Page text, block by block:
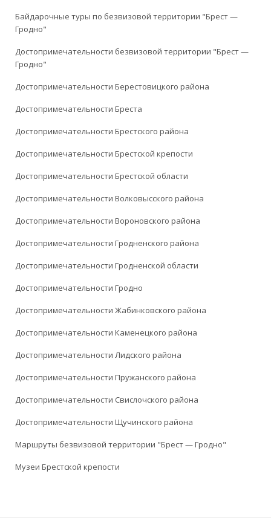
Байдарочные туры по безвизовой территории "Брест —
Гродно"
Достопримечательности безвизовой территории "Брест —
Гродно"
Достопримечательности Берестовицкого района
Достопримечательности Бреста
Достопримечательности Брестского района
Достопримечательности Брестской крепости
Достопримечательности Брестской области
Достопримечательности Волковысского района
Достопримечательности Вороновского района
Достопримечательности Гродненского района
Достопримечательности Гродненской области
Достопримечательности Гродно
Достопримечательности Жабинковского района
Достопримечательности Каменецкого района
Достопримечательности Лидского района
Достопримечательности Пружанского района
Достопримечательности Свислочского района
Достопримечательности Щучинского района
Маршруты безвизовой территории "Брест — Гродно"
Музеи Брестской крепости